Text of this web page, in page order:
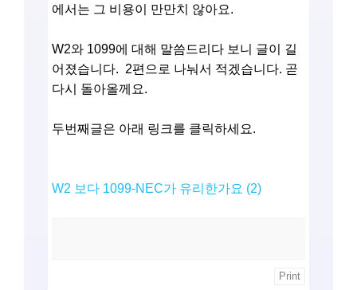
에서는 그 비용이 만만치 않아요.
W2와 1099에 대해 말씀드리다 보니 글이 길
어졌습니다. 2편으로 나눠서 적겠습니다. 곧
다시 돌아올께요.
두번째글은 아래 링크를 클릭하세요.
W2 보다 1099-NEC가 유리한가요 (2)
Print